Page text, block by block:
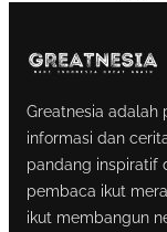
Greatnesia adalah
informasi dan
pandang inspiratif
pembaca ikut
ikut membangun